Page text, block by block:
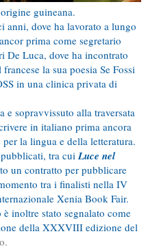
guineana.
anni, dove ha lavorato a lungo
prima come segretario
De Luca, dove ha incontrato
la sua poesia Se Fossi
in una clinica privata di
sopravvissuto alla traversata
in italiano prima ancora
la lingua e della letteratura.
tra cuiLuce nel
un contratto per pubblicare
tra i finalisti nella IV
Xenia Book Fair.
inoltre stato segnalato come
della XXXVIII edizione del